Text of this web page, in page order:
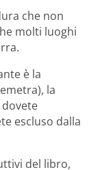
che non
molti luoghi
è la
la
dovete
escluso dalla
del libro,